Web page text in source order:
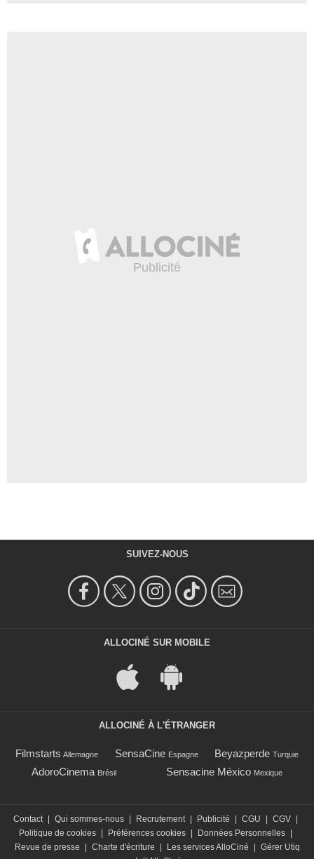
SUIVEZ-NOUS
ALLOCINÉ SUR MOBILE
ALLOCINÉ À L'ÉTRANGER
Filmstarts Allemagne SensaCine Espagne Beyazperde Turquie
AdoroCinema Brésil Sensacine México Mexique
Contact Qui sommes-nous Recrutement Publicité CGU CGV
Politique de cookies
Préférences cookies Données Personnelles
Revue de presse
Charte d'écriture Les services AlloCiné
Gérer Utiq